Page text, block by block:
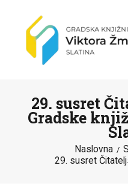
29. susret
Gradske
Naslovna
29. susret
NASLOVNA